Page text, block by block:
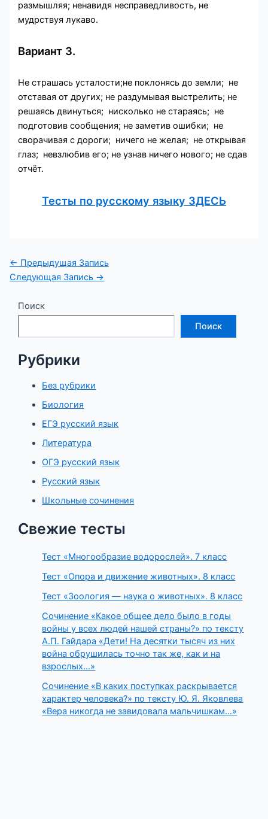
размышляя; ненавидя несправедливость, не
мудрствуя лукаво.
Вариант 3.
Не страшась усталости;не поклонясь до земли; не
отставая от других; не раздумывая выстрелить; не
решаясь двинуться; нисколько не стараясь; не
подготовив сообщения; не заметив ошибки; не
сворачивая с дороги; ничего не желая; не открывая
глаз; невзлюбив его; не узнав ничего нового; не сдав
отчёт.
Тесты по русскому языку ЗДЕСЬ
Навигация
по
← Предыдущая Запись
Следующая Запись →
Поиск
Поиск
Рубрики
Без рубрики
Биология
ЕГЭ русский язык
Литература
ОГЭ русский язык
Русский язык
Школьные сочинения
Свежие тесты
Тест «Многообразие водорослей». 7 класс
Тест «Опора и движение животных». 8 класс
Тест «Зоология — наука о животных». 8 класс
Сочинение «Какое общее дело было в годы
войны у всех людей нашей страны?» по тексту
А.П. Гайдара «Дети! На десятки тысяч из них
война обрушилась точно так же, как и на
взрослых…»
Сочинение «В каких поступках раскрывается
характер человека?» по тексту Ю. Я. Яковлева
«Вера никогда не завидовала мальчишкам…»